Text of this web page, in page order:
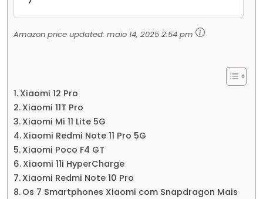
Amazon price updated: maio 14, 2025 2:54 pm
Xiaomi 12 Pro
Xiaomi 11T Pro
Xiaomi Mi 11 Lite 5G
Xiaomi Redmi Note 11 Pro 5G
Xiaomi Poco F4 GT
Xiaomi 11i HyperCharge
Xiaomi Redmi Note 10 Pro
Os 7 Smartphones Xiaomi com Snapdragon Mais